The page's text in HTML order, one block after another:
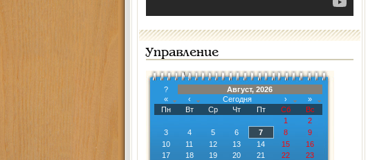
Управление
?
Август, 2026
«
‹ Сегодня ›
»
Пн
Вт Ср Чт Пт Сб
Вс
1
2
3
4 5 6 7 8
9
10
11 12 13 14 15
16
17
18 19 20 21 22
23